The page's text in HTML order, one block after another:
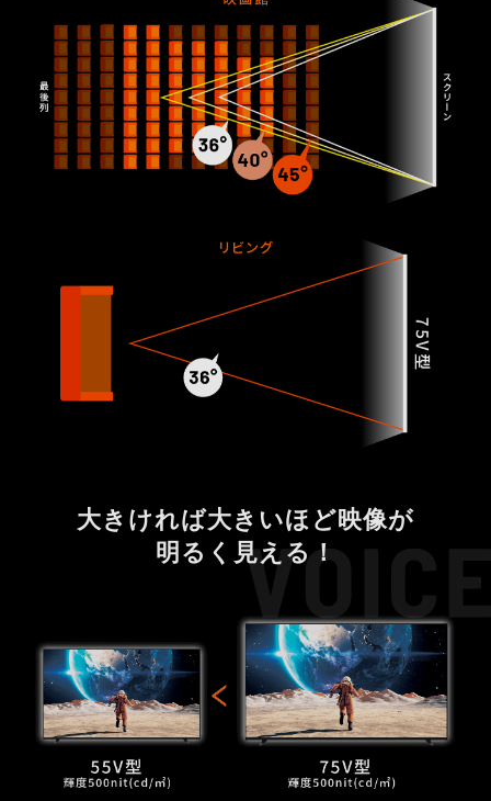
大きければ大きいほど映像が
明るく見える！